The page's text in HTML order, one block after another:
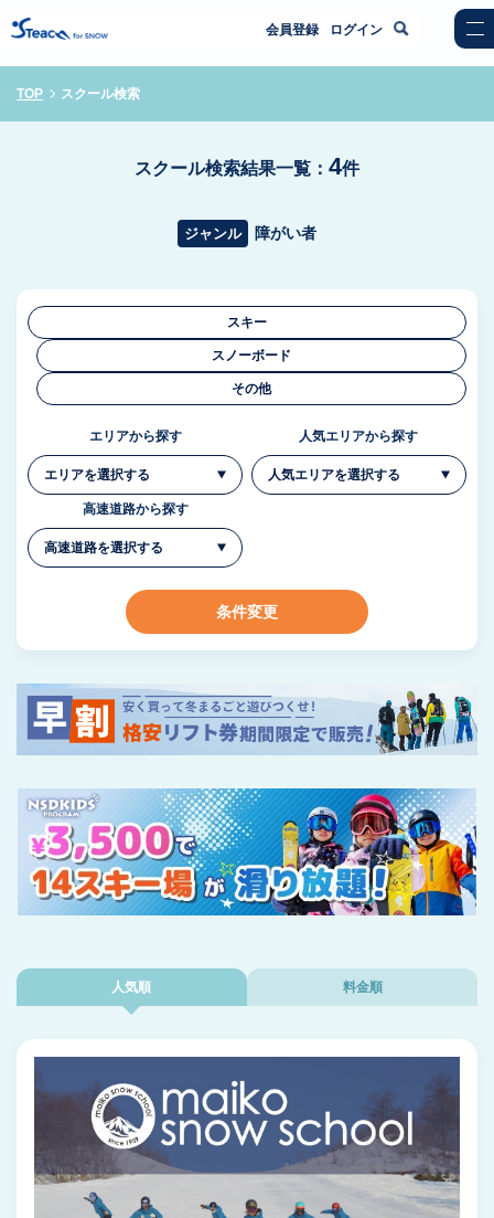
会員登録 ログイン
TOP スクール検索
スクール検索結果一覧： 4件
ジャンル 障がい者
スキー
スノーボード
その他
エリアから探す 人気エリアから探す
高速道路から探す
条件変更
人気順 料金順